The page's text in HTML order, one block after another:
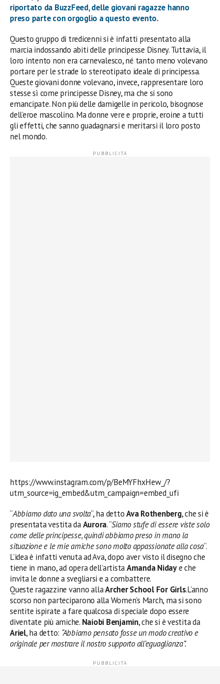
riportato da BuzzFeed, delle giovani ragazze hanno
preso parte con orgoglio a questo evento.
Questo gruppo di tredicenni si è infatti presentato alla
marcia indossando abiti delle principesse Disney. Tuttavia, il
loro intento non era carnevalesco, né tanto meno volevano
portare per le strade lo stereotipato ideale di principessa.
Queste giovani donne volevano, invece, rappresentare loro
stesse sì come principesse Disney, ma che si sono
emancipate. Non più delle damigelle in pericolo, bisognose
dell’eroe mascolino. Ma donne vere e proprie, eroine a tutti
gli effetti, che sanno guadagnarsi e meritarsi il loro posto
nel mondo.
https://www.instagram.com/p/BeMYFhxHew_/?
utm_source=ig_embed&utm_campaign=embed_ufi
“Abbiamo dato una svolta“, ha dettoAva Rothenberg, che si è
presentata vestita daAurora. “Siamo stufe di essere viste solo
come delle principesse, quindi abbiamo preso in mano la
situazione e le mie amiche sono molto appassionate alla cosa“.
L’idea è infatti venuta ad Ava, dopo aver visto il disegno che
tiene in mano, ad opera dell’artistaAmanda Nidaye che
invita le donne a svegliarsi e a combattere.
Queste ragazzine vanno allaArcher School For Girls.L’anno
scorso non parteciparono alla Women’s March, ma si sono
sentite ispirate a fare qualcosa di speciale dopo essere
diventate più amiche. Naiobi Benjamin, che si è vestita da
Ariel, ha detto: “Abbiamo pensato fosse un modo creativo e
originale per mostrare il nostro supporto all’eguaglianza”.